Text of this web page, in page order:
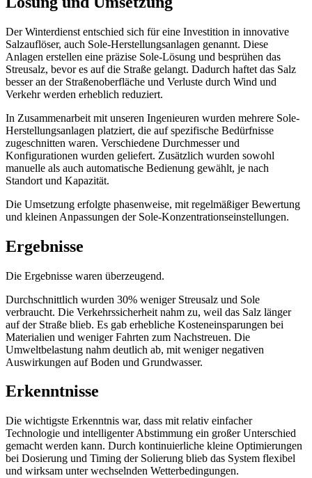
Der Winterdienst entschied sich für eine Investition in innovative
Salzauflöser, auch Sole-Herstellungsanlagen genannt. Diese
Anlagen erstellen eine präzise Sole-Lösung und besprühen das
Streusalz, bevor es auf die Straße gelangt. Dadurch haftet das Salz
besser an der Straßenoberfläche und Verluste durch Wind und
Verkehr werden erheblich reduziert.
In Zusammenarbeit mit unseren Ingenieuren wurden mehrere Sole-
Herstellungsanlagen platziert, die auf spezifische Bedürfnisse
zugeschnitten waren. Verschiedene Durchmesser und
Konfigurationen wurden geliefert. Zusätzlich wurden sowohl
manuelle als auch automatische Bedienung gewählt, je nach
Standort und Kapazität.
Die Umsetzung erfolgte phasenweise, mit regelmäßiger Bewertung
und kleinen Anpassungen der Sole-Konzentrationseinstellungen.
Ergebnisse
Die Ergebnisse waren überzeugend.
Durchschnittlich wurden 30% weniger Streusalz und Sole
verbraucht. Die Verkehrssicherheit nahm zu, weil das Salz länger
auf der Straße blieb. Es gab erhebliche Kosteneinsparungen bei
Materialien und weniger Fahrten zum Nachstreuen. Die
Umweltbelastung nahm deutlich ab, mit weniger negativen
Auswirkungen auf Boden und Grundwasser.
Erkenntnisse
Die wichtigste Erkenntnis war, dass mit relativ einfacher
Technologie und intelligenter Abstimmung ein großer Unterschied
gemacht werden kann. Durch kontinuierliche kleine Optimierungen
bei Dosierung und Timing der Solierung blieb das System flexibel
und wirksam unter wechselnden Wetterbedingungen.